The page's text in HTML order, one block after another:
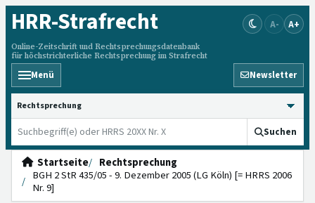
HRR-Strafrecht
Online-Zeitschrift und Rechtsprechungsdatenbank
für höchstrichterliche Rechtsprechung im Strafrecht
A- A+
Menü Newsletter
HRRS durchsuchen
Suchen
Startseite
Rechtsprechung
BGH 2 StR 435/05 - 9. Dezember 2005 (LG Köln) [= HRRS 2006
Nr. 9]